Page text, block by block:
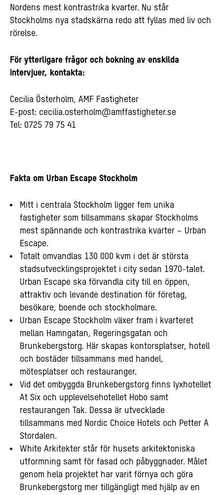
Nordens mest kontrastrika kvarter. Nu står
Stockholms nya stadskärna redo att fyllas med liv och
rörelse.
För ytterligare frågor och bokning av enskilda
intervjuer, kontakta:
Cecilia Österholm, AMF Fastigheter
E-post: cecilia.osterholm@amffastigheter.se
Tel: 0725 79 75 41
Fakta om Urban Escape Stockholm
Mitt i centrala Stockholm ligger fem unika
fastigheter som tillsammans skapar Stockholms
mest spännande och kontrastrika kvarter – Urban
Escape.
Totalt omvandlas 130 000 kvm i det är största
stadsutvecklingsprojektet i city sedan 1970-talet.
Urban Escape ska förvandla city till en öppen,
attraktiv och levande destination för företag,
besökare, boende och stockholmare.
Urban Escape Stockholm växer fram i kvarteret
mellan Hamngatan, Regeringsgatan och
Brunkebergstorg. Här skapas kontorsplatser, hotell
och bostäder tillsammans med handel,
mötesplatser och restauranger.
Vid det ombyggda Brunkebergstorg finns lyxhotellet
At Six och upplevelsehotellet Hobo samt
restaurangen Tak. Dessa är utvecklade
tillsammans med Nordic Choice Hotels och Petter A
Stordalen.
White Arkitekter står för husets arkitektoniska
utformning samt för fasad och påbyggnader. Målet
genom hela projektet har varit förnya och göra
Brunkebergstorg mer tillgängligt med hjälp av en